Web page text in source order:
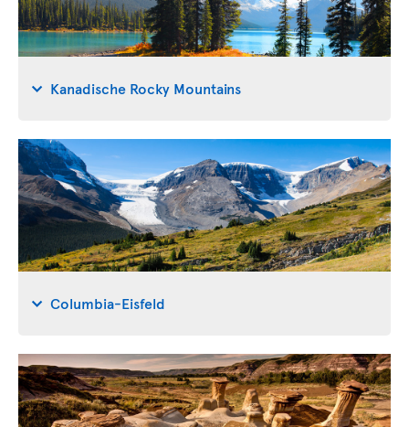
Kanadische Rocky Mountains
Columbia-Eisfeld